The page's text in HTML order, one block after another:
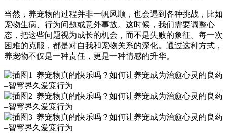
当然，养宠物的过程并非一帆风顺，也会遇到各种挑战，比如
宠物生病、行为问题或意外事故。这时候，我们需要调整心
态，把这些问题视为成长的机会，而不是失败的象征。每一次
困难的克服，都是对自我和宠物关系的深化。通过这种方式，
养宠物不仅是一种责任，更是一种情感的升华。